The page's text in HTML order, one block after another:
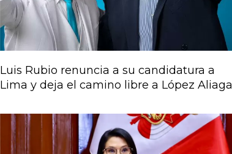
Luis Rubio renuncia a su candidatura a
Lima y deja el camino libre a López Aliaga